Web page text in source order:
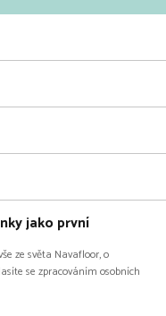
jako první
ze světa Navafloor, o
se zpracováním osobních